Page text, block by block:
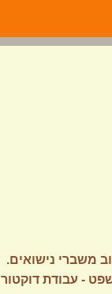
משברי נישואים.
- עבודת דוקטור